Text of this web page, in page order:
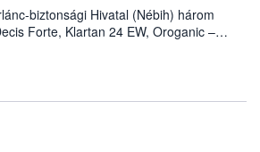
biztonsági Hivatal (Nébih) három
Forte, Klartan 24 EW, Oroganic –
így azok a szüretet követően,
(BBCH 91) stádiumáig
lehetőség a károsító elleni további
elérhető és ökológiai termesztésben is